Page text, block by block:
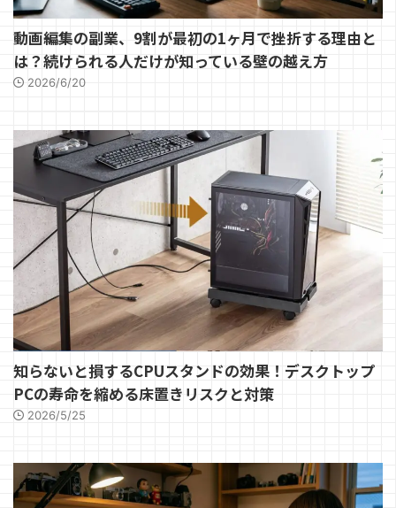
動画編集の副業、9割が最初の1ヶ月で挫折する理由と
は？続けられる人だけが知っている壁の越え方
2026/6/20
知らないと損するCPUスタンドの効果！デスクトップ
PCの寿命を縮める床置きリスクと対策
2026/5/25